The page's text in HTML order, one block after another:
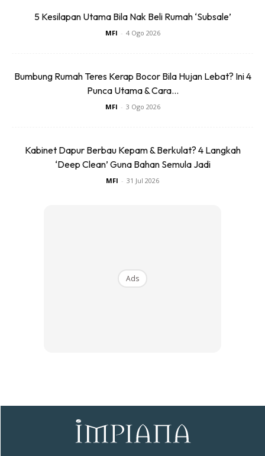
5 Kesilapan Utama Bila Nak Beli Rumah ‘Subsale’
MFI - 4 Ogo 2026
Bumbung Rumah Teres Kerap Bocor Bila Hujan Lebat? Ini 4
Punca Utama & Cara...
MFI - 3 Ogo 2026
Kabinet Dapur Berbau Kepam & Berkulat? 4 Langkah
‘Deep Clean’ Guna Bahan Semula Jadi
MFI - 31 Jul 2026
Ads